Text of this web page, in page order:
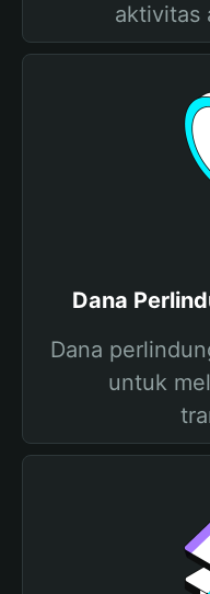
aktivitas
Dana
Dana
untuk